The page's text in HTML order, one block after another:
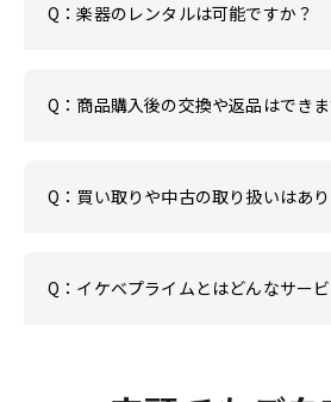
Q：楽器のレンタルは可能ですか？
Q：商品購入後の交換や返品はでき
Q：買い取りや中古の取り扱いはあ
Q：イケベプライムとはどんなサー